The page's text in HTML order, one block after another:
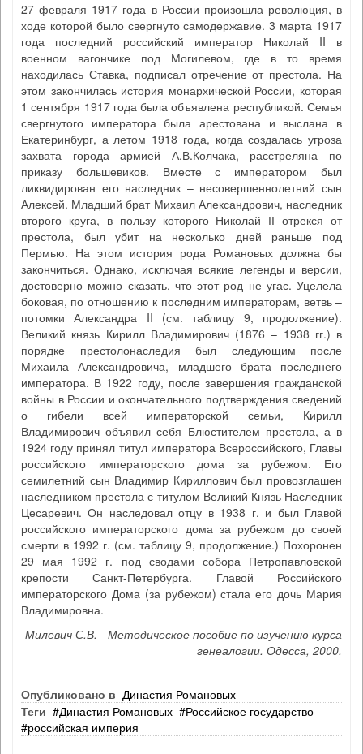
27 февраля 1917 года в России произошла революция, в
ходе которой было свергнуто самодержавие. 3 марта 1917
года последний российский император Николай II в
военном вагончике под Могилевом, где в то время
находилась Ставка, подписал отречение от престола. На
этом закончилась история монархической России, которая
1 сентября 1917 года была объявлена республикой. Семья
свергнутого императора была арестована и выслана в
Екатеринбург, а летом 1918 года, когда создалась угроза
захвата города армией А.В.Колчака, расстреляна по
приказу большевиков. Вместе с императором был
ликвидирован его наследник – несовершеннолетний сын
Алексей. Младший брат Михаил Александрович, наследник
второго круга, в пользу которого Николай ІІ отрекся от
престола, был убит на несколько дней раньше под
Пермью. На этом история рода Романовых должна бы
закончиться. Однако, исключая всякие легенды и версии,
достоверно можно сказать, что этот род не угас. Уцелела
боковая, по отношению к последним императорам, ветвь –
потомки Александра II (см. таблицу 9, продолжение).
Великий князь Кирилл Владимирович (1876 – 1938 гг.) в
порядке престолонаследия был следующим после
Михаила Александровича, младшего брата последнего
императора. В 1922 году, после завершения гражданской
войны в России и окончательного подтверждения сведений
о гибели всей императорской семьи, Кирилл
Владимирович объявил себя Блюстителем престола, а в
1924 году принял титул императора Всероссийского, Главы
российского императорского дома за рубежом. Его
семилетний сын Владимир Кириллович был провозглашен
наследником престола с титулом Великий Князь Наследник
Цесаревич. Он наследовал отцу в 1938 г. и был Главой
российского императорского дома за рубежом до своей
смерти в 1992 г. (см. таблицу 9, продолжение.) Похоронен
29 мая 1992 г. под сводами собора Петропавловской
крепости Санкт-Петербурга. Главой Российского
императорского Дома (за рубежом) стала его дочь Мария
Владимировна.
Милевич С.В. - Методическое пособие по изучению курса
генеалогии. Одесса, 2000.
Опубликовано в Династия Романовых
Теги
Династия Романовых
Российское государство
российская империя